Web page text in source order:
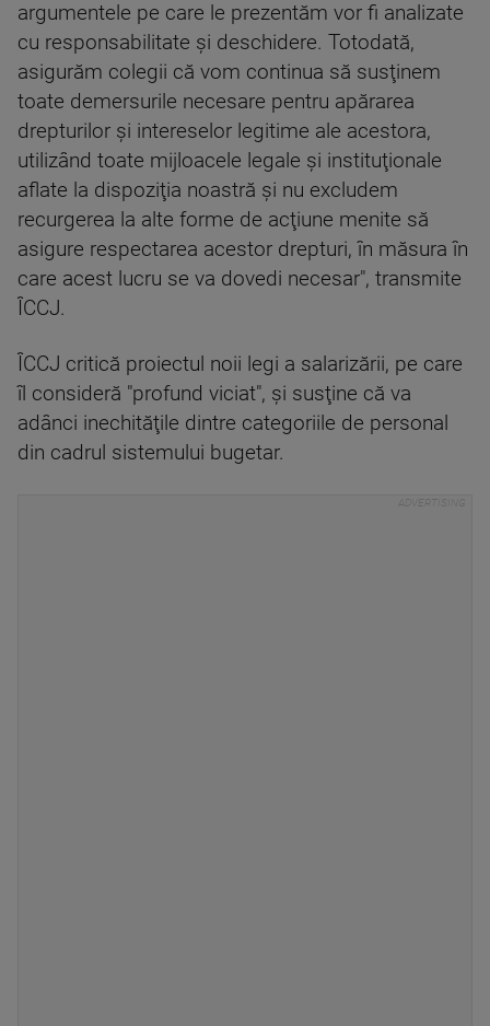
argumentele pe care le prezentăm vor fi analizate
cu responsabilitate şi deschidere. Totodată,
asigurăm colegii că vom continua să susţinem
toate demersurile necesare pentru apărarea
drepturilor şi intereselor legitime ale acestora,
utilizând toate mijloacele legale şi instituţionale
aflate la dispoziţia noastră şi nu excludem
recurgerea la alte forme de acţiune menite să
asigure respectarea acestor drepturi, în măsura în
care acest lucru se va dovedi necesar", transmite
ÎCCJ.
ÎCCJ critică proiectul noii legi a salarizării, pe care
îl consideră "profund viciat", şi susţine că va
adânci inechităţile dintre categoriile de personal
din cadrul sistemului bugetar.